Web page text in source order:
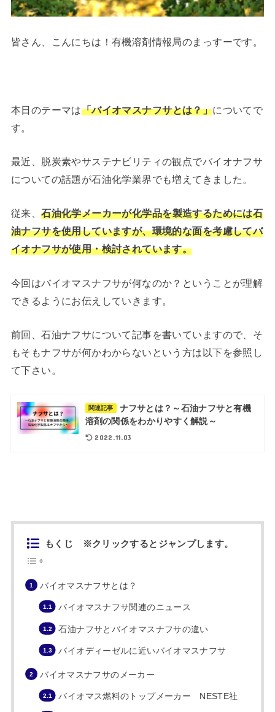
皆さん、こんにちは！有機溶剤情報局のまっすーです。
本日のテーマは「バイオマスナフサとは？」についてで
す。
最近、脱炭素やサステナビリティの観点でバイオナフサ
についての話題が石油化学業界でも増えてきました。
従来、石油化学メーカーが化学品を製造するためには石
油ナフサを使用していますが、環境的な面を考慮してバ
イオナフサが使用・検討されています。
今回はバイオマスナフサが何なのか？ということが理解
できるようにお伝えしていきます。
前回、石油ナフサについて記事を書いていますので、そ
もそもナフサが何かわからないという方は以下を参照し
て下さい。
関連記事
ナフサとは？～石油ナフサと有機
溶剤の関係をわかりやすく解説～
2022.11.03
もくじ ※クリックするとジャンプします。
バイオマスナフサとは？
バイオマスナフサ関連のニュース
石油ナフサとバイオマスナフサの違い
バイオディーゼルに近いバイオマスナフサ
バイオマスナフサのメーカー
バイオマス燃料のトップメーカー NESTE社